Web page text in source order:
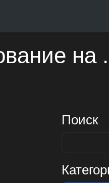
на
Поиск